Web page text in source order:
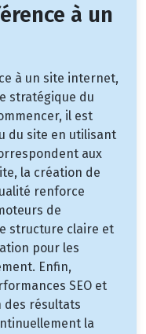
à un
à un site internet,
stratégique du
il est
du site en utilisant
aux
la création de
renforce
de
structure claire et
pour les
Enfin,
SEO et
des résultats
la